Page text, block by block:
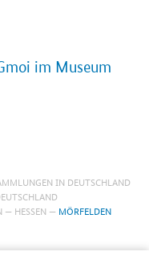
im Museum
IN DEUTSCHLAND
HESSEN MÖRFELDEN